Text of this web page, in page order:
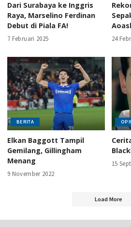
Dari Surabaya ke Inggris
Raya, Marselino Ferdinan
Debut di Piala FA!
7 Februari 2025 24
BERITA
Elkan Baggott Tampil
Gemilang, Gillingham
Menang
9 November 2022
15
Load More